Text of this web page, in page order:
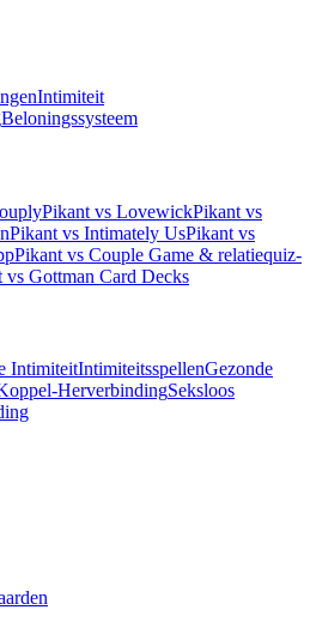
Intimiteit
Beloningssysteem
Pikant vs LovewickPikant vs
Pikant vs Intimately UsPikant vs
Pikant vs Couple Game & relatiequiz-
vs Gottman Card Decks
IntimiteitIntimiteitsspellenGezonde
HerverbindingSeksloos